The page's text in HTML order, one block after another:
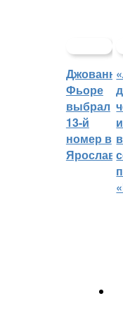
Джованни
Фьоре
выбрал
13-й
номер в в